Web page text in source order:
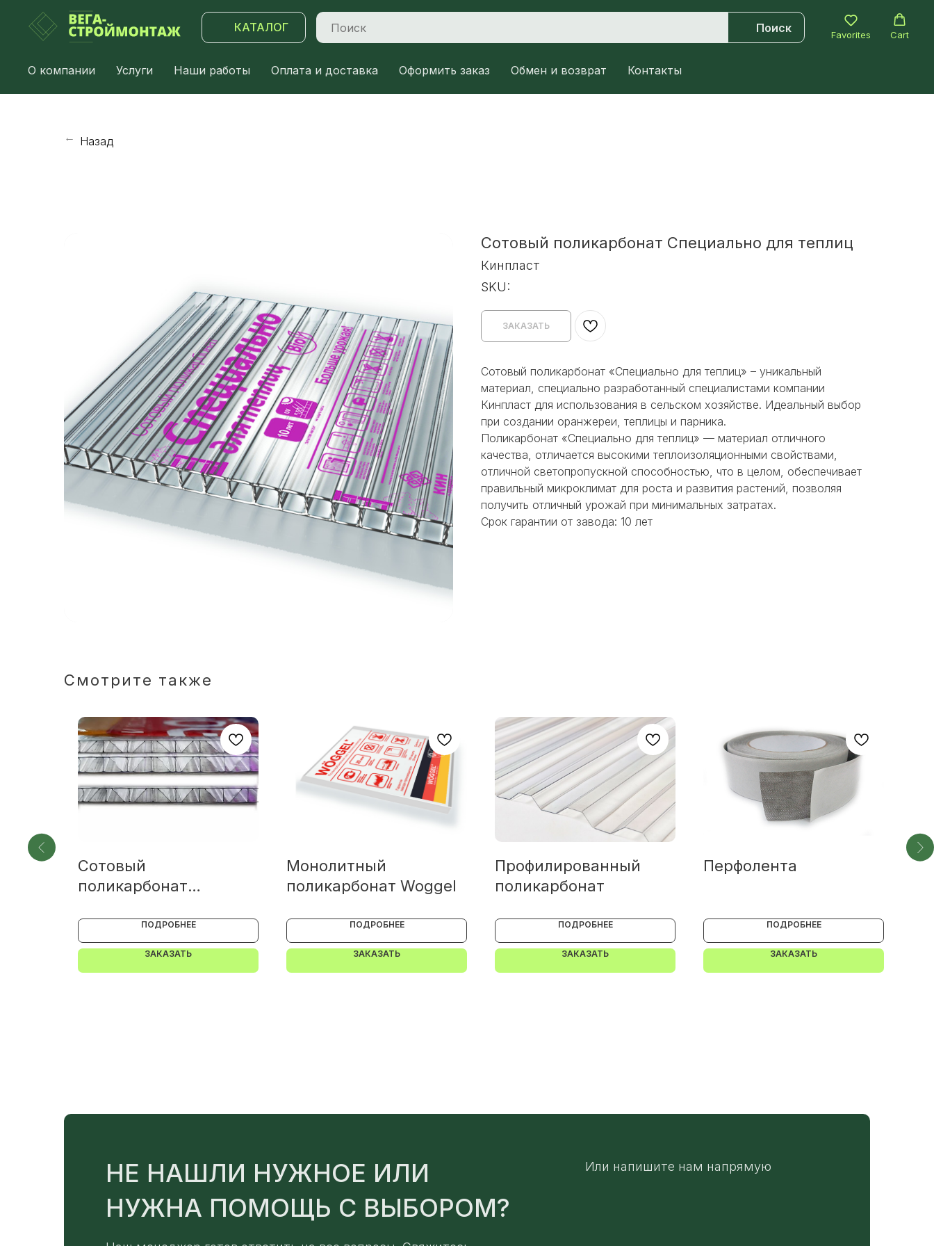
КАТАЛОГ Поиск
Favorites Cart
О компании Услуги Наши работы Оплата и доставка Оформить заказ Обмен и возврат Контакты
→ Назад
Сотовый поликарбонат Специально для теплиц
Кинпласт
SKU:
ЗАКАЗАТЬ
Сотовый поликарбонат «Специально для теплиц» – уникальный
материал, специально разработанный специалистами компании
Кинпласт для использования в сельском хозяйстве. Идеальный выбор
при создании оранжереи, теплицы и парника.
Поликарбонат «Специально для теплиц» — материал отличного
качества, отличается высокими теплоизоляционными свойствами,
отличной светопропускной способностью, что в целом, обеспечивает
правильный микроклимат для роста и развития растений, позволяя
получить отличный урожай при минимальных затратах.
Срок гарантии от завода: 10 лет
Смотрите также
Сотовый
поликарбонат
Прозрачный
ПОДРОБНЕЕ
ЗАКАЗАТЬ
Монолитный
поликарбонат Woggel
ПОДРОБНЕЕ
ЗАКАЗАТЬ
Профилированный
поликарбонат
ПОДРОБНЕЕ
ЗАКАЗАТЬ
Перфолента
ПОДРОБНЕЕ
ЗАКАЗАТЬ
НЕ НАШЛИ НУЖНОЕ ИЛИ
НУЖНА ПОМОЩЬ С ВЫБОРОМ?
Или напишите нам напрямую